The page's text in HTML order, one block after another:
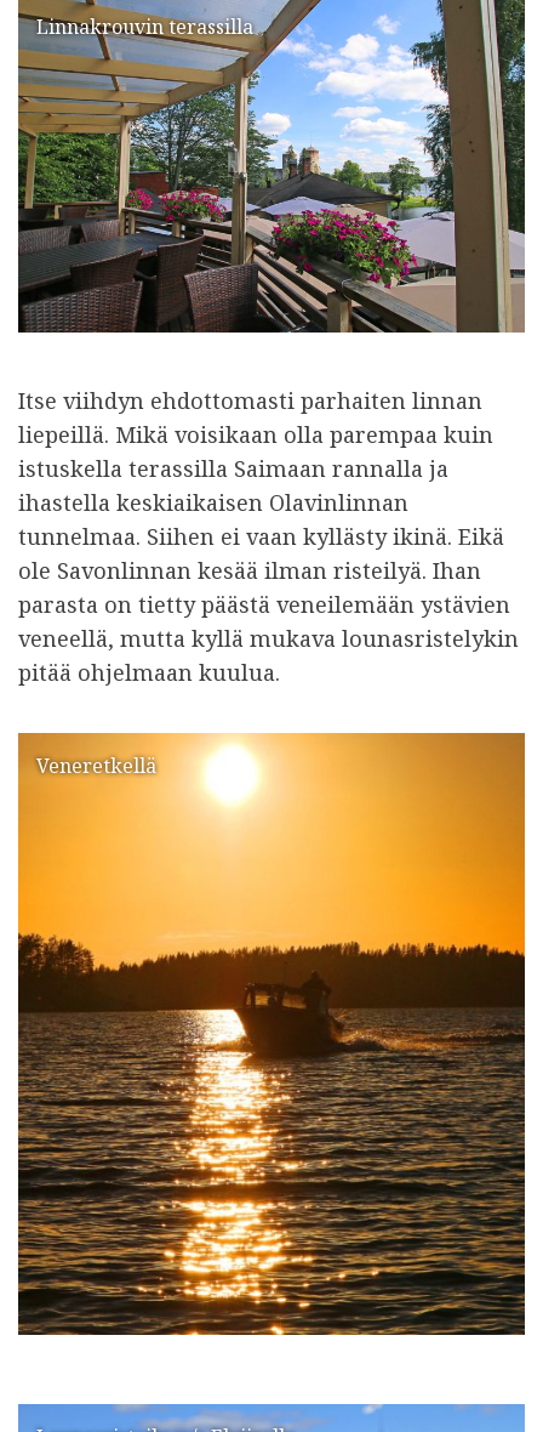
Linnakrouvin terassilla
Itse viihdyn ehdottomasti parhaiten linnan
liepeillä. Mikä voisikaan olla parempaa kuin
istuskella terassilla Saimaan rannalla ja
ihastella keskiaikaisen Olavinlinnan
tunnelmaa. Siihen ei vaan kyllästy ikinä. Eikä
ole Savonlinnan kesää ilman risteilyä. Ihan
parasta on tietty päästä veneilemään ystävien
veneellä, mutta kyllä mukava lounasristelykin
pitää ohjelmaan kuulua.
Veneretkellä